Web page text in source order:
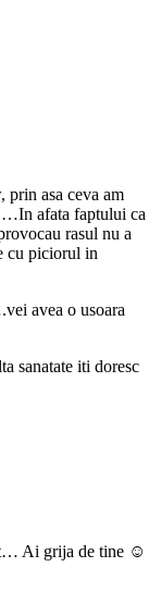
asa ceva am
afata faptului ca
rasul nu a
cu piciorul in
avea o usoara
sanatate iti doresc
Ai grija de tine ☺